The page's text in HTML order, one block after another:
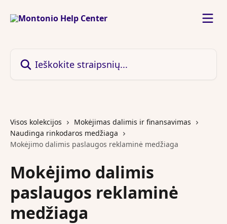
Visos kolekcijos
Mokėjimas dalimis ir finansavimas
Naudinga rinkodaros medžiaga
Mokėjimo dalimis paslaugos reklaminė medžiaga
Mokėjimo dalimis
paslaugos reklaminė
medžiaga